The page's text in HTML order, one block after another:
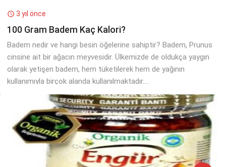
 3 yıl önce
100 Gram Badem Kaç Kalori?
Badem nedir ve hangi besin öğelerine sahiptir? Badem, Prunus
cinsine ait bir ağacın meyvesidir. Ülkemizde de oldukça yaygın
olarak yetişen badem, hem tüketilerek hem de yağının
kullanımıyla birçok alanda kullanılmaktadır....